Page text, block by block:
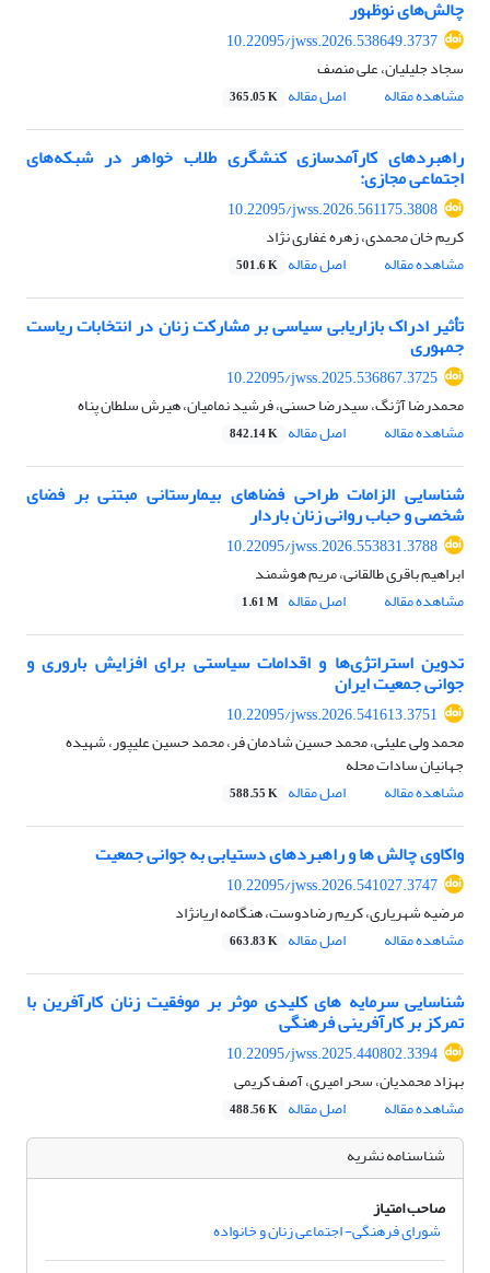
چالش‌های نوظهور
10.22095/jwss.2026.538649.3737
سجاد جلیلیان، علی منصف
مشاهده مقاله
اصل مقاله 365.05 K
راهبردهای کارآمدسازی کنشگری طلاب خواهر در شبکه‌های
اجتماعی مجازی:
10.22095/jwss.2026.561175.3808
کریم خان محمدی، زهره غفاری نژاد
مشاهده مقاله
اصل مقاله 501.6 K
تأثیر ادراک بازاریابی سیاسی بر مشارکت زنان در انتخابات ریاست
جمهوری
10.22095/jwss.2025.536867.3725
محمدرضا آژنگ، سیدرضا حسنی، فرشید نمامیان، هیرش سلطان پناه
مشاهده مقاله
اصل مقاله 842.14 K
شناسایی الزامات طراحی فضاهای بیمارستانی مبتنی بر فضای
شخصی و حباب روانی زنان باردار
10.22095/jwss.2026.553831.3788
ابراهیم باقری طالقانی، مریم هوشمند
مشاهده مقاله
اصل مقاله 1.61 M
تدوین استراتژی‌ها و اقدامات سیاستی برای افزایش باروری و
جوانی جمعیت ایران
10.22095/jwss.2026.541613.3751
محمد ولی علیئی، محمد حسین شادمان فر، محمد حسین علیپور، شهیده
جهانیان سادات محله
مشاهده مقاله
اصل مقاله 588.55 K
واکاوی چالش­ ها و راهبردهای دستیابی به جوانی جمعیت
10.22095/jwss.2026.541027.3747
مرضیه شهریاری، کریم رضادوست، هنگامه اریانژاد
مشاهده مقاله
اصل مقاله 663.83 K
شناسایی سرمایه های کلیدی موثر بر موفقیت زنان کارآفرین با
تمرکز بر کارآفرینی فرهنگی
10.22095/jwss.2025.440802.3394
بهزاد محمدیان، سحر امیری، آصف کریمی
مشاهده مقاله
اصل مقاله 488.56 K
شناسنامه نشریه
صاحب امتیاز
شورای فرهنگی- اجتماعی زنان و خانواده